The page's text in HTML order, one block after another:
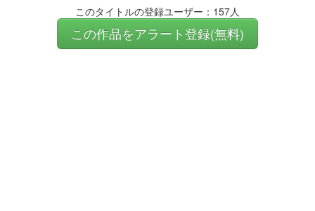
このタイトルの登録ユーザー：157人
この作品をアラート登録(無料)